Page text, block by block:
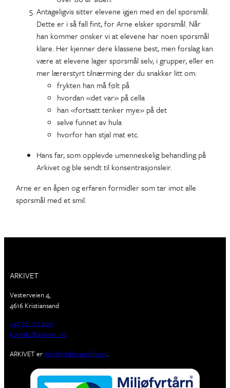
Antageligvis sitter elevene igjen med en del spørsmål.
Dette er i så fall fint, for Arne elsker spørsmål. Når
han kommer ønsker vi at elevene har noen spørsmål
klare. Her kjenner dere klassene best, men forslag kan
være at elevene lager spørsmål selv, i grupper, eller en
mer lærerstyrt tilnærming der du snakker litt om:
frykten han må følt på
hvordan «det var» på cella
han «fortsatt tenker mye» på det
selve funnet av hula
hvorfor han stjal mat etc.
Hans far, som opplevde umenneskelig behandling på
Arkivet og ble sendt til konsentrasjonsleir.
Arne er en åpen og erfaren formidler som tar imot alle
spørsmål med et smil.
ARKIVET
Vesterveien 4,
4616 Kristiansand
+47 381 07 400
kontakt@arkivet.no
ARKIVET er miljøfyrtårn-sertifisert.